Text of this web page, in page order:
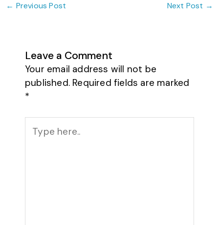
← Previous Post Next Post →
Leave a Comment
Your email address will not be
published. Required fields are marked
*
here..